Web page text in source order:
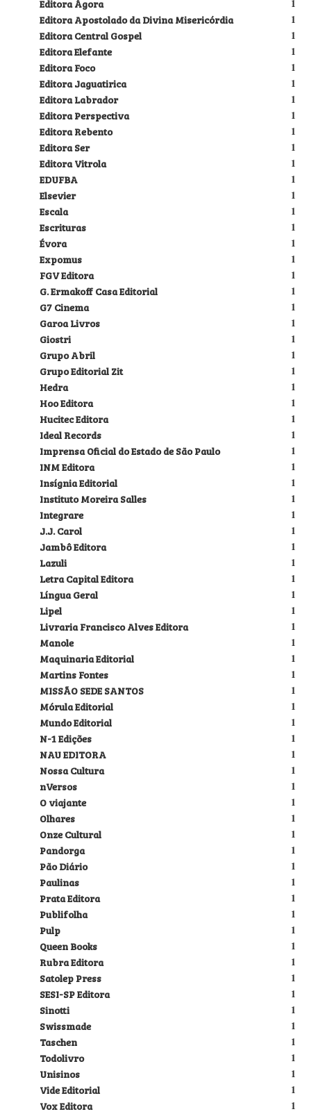
1
Editora Ágora
1
Editora Apostolado da Divina Misericórdia
1
Editora Central Gospel
1
Editora Elefante
1
Editora Foco
1
Editora Jaguatirica
1
Editora Labrador
1
Editora Perspectiva
1
Editora Rebento
1
Editora Ser
1
Editora Vitrola
1
EDUFBA
1
Elsevier
1
Escala
1
Escrituras
1
Évora
1
Expomus
1
FGV Editora
1
G. Ermakoff Casa Editorial
1
G7 Cinema
1
Garoa Livros
1
Giostri
1
Grupo Abril
1
Grupo Editorial Zit
1
Hedra
1
Hoo Editora
1
Hucitec Editora
1
Ideal Records
1
Imprensa Oficial do Estado de São Paulo
1
INM Editora
1
Insígnia Editorial
1
Instituto Moreira Salles
1
Integrare
1
J.J. Carol
1
Jambô Editora
1
Lazuli
1
Letra Capital Editora
1
Língua Geral
1
Lipel
1
Livraria Francisco Alves Editora
1
Manole
1
Maquinaria Editorial
1
Martins Fontes
1
MISSÃO SEDE SANTOS
1
Mórula Editorial
1
Mundo Editorial
1
N-1 Edições
1
NAU EDITORA
1
Nossa Cultura
1
nVersos
1
O viajante
1
Olhares
1
Onze Cultural
1
Pandorga
1
Pão Diário
1
Paulinas
1
Prata Editora
1
Publifolha
1
Pulp
1
Queen Books
1
Rubra Editora
1
Satolep Press
1
SESI-SP Editora
1
Sinotti
1
Swissmade
1
Taschen
1
Todolivro
1
Unisinos
1
Vide Editorial
1
Vox Editora